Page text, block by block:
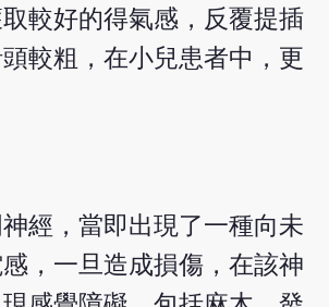
較好的得氣感，反覆提插
較粗，在小兒患者中，更
經，當即出現了一種向未
，一旦造成損傷，在該神